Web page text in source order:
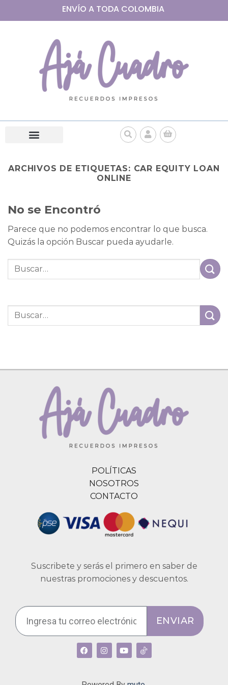
ENVÍO A TODA COLOMBIA
ARCHIVOS DE ETIQUETAS: CAR EQUITY LOAN
ONLINE
No se Encontró
Parece que no podemos encontrar lo que busca.
Quizás la opción Buscar pueda ayudarle.
POLÍTICAS
NOSOTROS
CONTACTO
Suscribete y serás el primero en saber de
nuestras promociones y descuentos.
ENVIAR